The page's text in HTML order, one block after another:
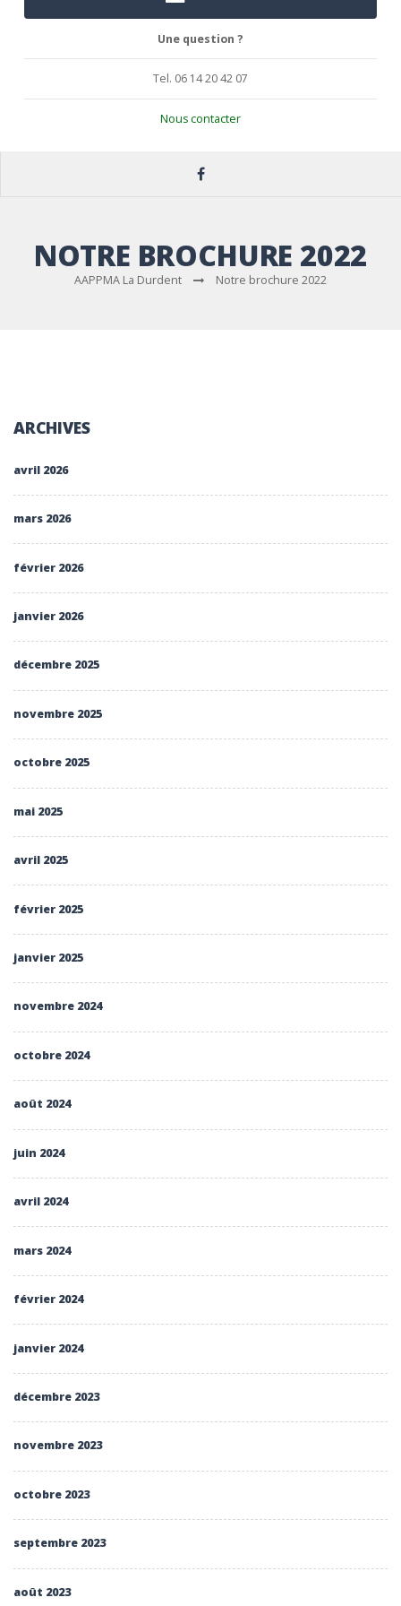
Une question ?
Tel. 06 14 20 42 07
Nous contacter
NOTRE BROCHURE 2022
AAPPMA La Durdent Notre brochure 2022
ARCHIVES
avril 2026
mars 2026
février 2026
janvier 2026
décembre 2025
novembre 2025
octobre 2025
mai 2025
avril 2025
février 2025
janvier 2025
novembre 2024
octobre 2024
août 2024
juin 2024
avril 2024
mars 2024
février 2024
janvier 2024
décembre 2023
novembre 2023
octobre 2023
septembre 2023
août 2023